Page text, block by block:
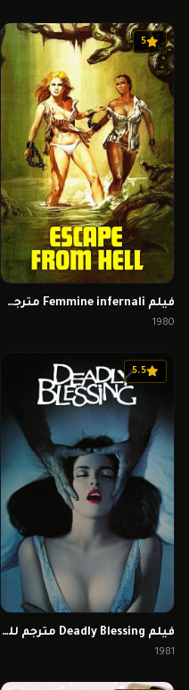
5
فيلم Femmine infernali مترجم للكبار فقط
1980
5.5
فيلم Deadly Blessing مترجم للكبار فقط
1981